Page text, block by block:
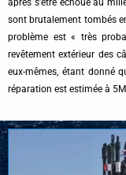
après s’être échoué au
sont brutalement tombés
problème est « très
revêtement extérieur des
eux-mêmes, étant donné
réparation est estimée à